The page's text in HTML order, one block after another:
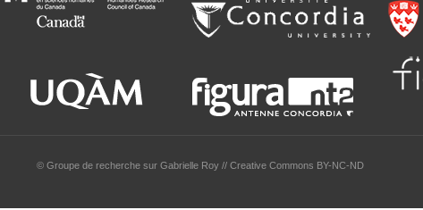
© Groupe de recherche sur Gabrielle Roy // Creative Commons BY-NC-ND